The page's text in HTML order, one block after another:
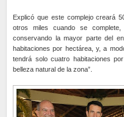
Explicó que este complejo creará
otros miles cuando se
conservando la mayor parte del
habitaciones por hectárea, y, a
tendrá solo cuatro habitaciones
belleza natural de la zona”.